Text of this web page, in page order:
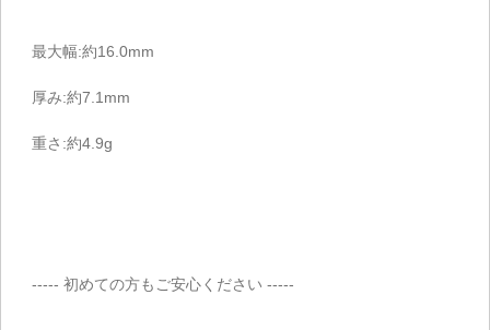
最大幅:約16.0mm
厚み:約7.1mm
重さ:約4.9g
----- 初めての方もご安心ください -----